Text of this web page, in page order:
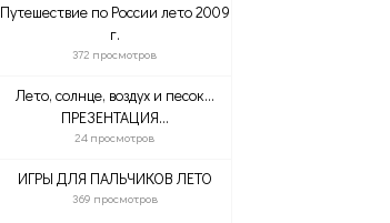
Путешествие по России лето 2009
г.
372 просмотров
Лето, солнце, воздух и песок…
ПРЕЗЕНТАЦИЯ...
24 просмотров
ИГРЫ ДЛЯ ПАЛЬЧИКОВ ЛЕТО
369 просмотров